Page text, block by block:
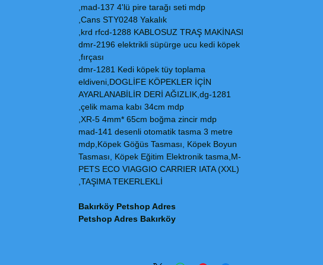
mad-137 4'lü pire tarağı seti mdp,
Cans STY0248 Yakalık,
krd rfcd-1288 KABLOSUZ TRAŞ MAKİNASI,
dmr-2196 elektrikli süpürge ucu kedi köpek
fırçası,
dmr-1281 Kedi köpek tüy toplama
eldiveni,DOGLİFE KÖPEKLER İÇİN
AYARLANABİLİR DERİ AĞIZLIK,dg-1281
çelik mama kabı 34cm mdp,
XR-5 4mm* 65cm boğma zincir mdp,
mad-141 desenli otomatik tasma 3 metre
mdp,Köpek Göğüs Tasması, Köpek Boyun
Tasması, Köpek Eğitim Elektronik tasma,M-
PETS ECO VIAGGIO CARRIER IATA (XXL)
TAŞIMA TEKERLEKLİ,
Bakırköy Petshop Adres